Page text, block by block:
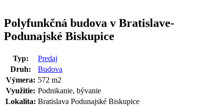
Polyfunkčná budova v Bratislave-
Podunajské Biskupice
Typ:
Predaj
Druh:
Budova
Výmera: 572 m2
Využitie: Podnikanie, bývanie
Lokalita: Bratislava Podunajské Biskupice